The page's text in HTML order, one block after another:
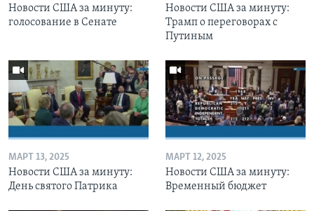
Новости США за минуту:
голосование в Сенате
Новости США за минуту:
Трамп о переговорах с
Путиным
МАРТ 13, 2025
Новости США за минуту:
День святого Патрика
МАРТ 12, 2025
Новости США за минуту:
Временный бюджет